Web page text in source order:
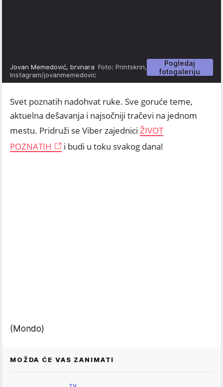
Pogledaj
fotogaleriju
Jovan Memedović, brvnara Foto: Printskrin,
Instagram/jovanmemedovic
Svet poznatih nadohvat ruke. Sve goruće teme,
aktuelna dešavanja i najsočniji tračevi na jednom
mestu. Pridruži se Viber zajednici ŽIVOT
POZNATIH
i budi u toku svakog dana!
(Mondo)
MOŽDA ĆE VAS ZANIMATI